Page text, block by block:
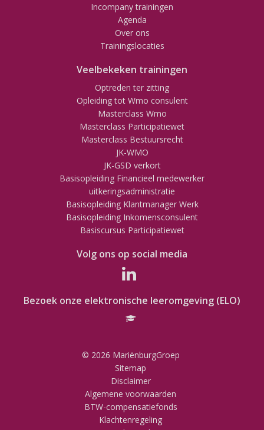
Incompany trainingen
Agenda
Over ons
Trainingslocaties
Veelbekeken trainingen
Optreden ter zitting
Opleiding tot Wmo consulent
Masterclass Wmo
Masterclass Participatiewet
Masterclass Bestuursrecht
JK-WMO
JK-GSD verkort
Basisopleiding Financieel medewerker
uitkeringsadministratie
Basisopleiding Klantmanager Werk
Basisopleiding Inkomensconsulent
Basiscursus Participatiewet
Volg ons op social media
Bezoek onze elektronische leeromgeving (ELO)
© 2026 MariënburgGroep
Sitemap
Disclaimer
Algemene voorwaarden
BTW-compensatiefonds
Klachtenregeling